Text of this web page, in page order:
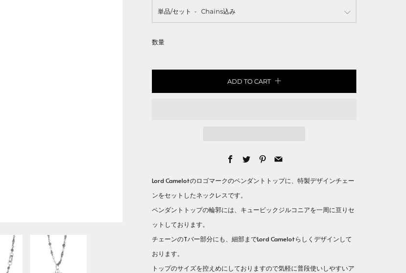
単品/セット
数量
ADD TO CART
Facebook
TwitterPinterest
Email
Lord Camelotのロゴマークのペンダントトップに、特製デザインチェー
ンをセットしたネックレスです。
ペンダントトップの輪郭には、キュービックジルコニアを一周に亘りセ
ットしております。
チェーンのTバー部分にも、細部までLord Camelotらしくデザインして
おります。
トップのサイズを控えめにしておりますので気軽に普段使いしやすいア